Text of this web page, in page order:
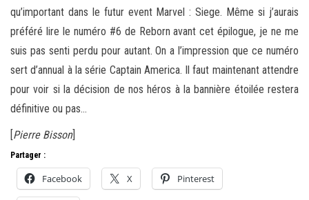
qu’important dans le futur event Marvel : Siege. Même si j’aurais
préféré lire le numéro #6 de Reborn avant cet épilogue, je ne me
suis pas senti perdu pour autant. On a l’impression que ce numéro
sert d’annual à la série Captain America. Il faut maintenant attendre
pour voir si la décision de nos héros à la bannière étoilée restera
définitive ou pas…
[Pierre Bisson]
Partager :
Facebook X Pinterest